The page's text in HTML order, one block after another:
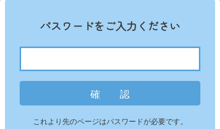
パスワードをご入力ください
これより先のページはパスワードが必要です。